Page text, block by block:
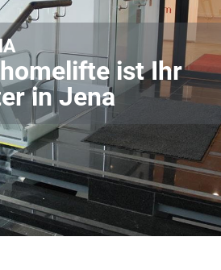
ist Ihr
in Jena